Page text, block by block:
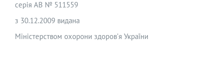
серія АВ № 511559
з 30.12.2009 видана
Міністерством охорони здоров’я України